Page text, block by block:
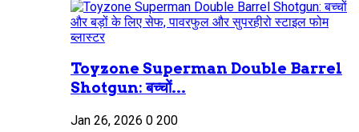
Toyzone Superman Double Barrel
Shotgun: बच्चों...
Jan 26, 2026 0 200